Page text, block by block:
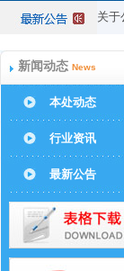
关
新闻动态 News
本处动态
行业资讯
最新公告